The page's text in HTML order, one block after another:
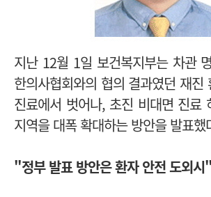
지난 12월 1일 보건복지부는 차관
한의사협회와의 협의 결과였던 재진
진료에서 벗어나, 초진 비대면 진료
지역을 대폭 확대하는 방안을 발표했
"정부 발표 방안은 환자 안전 도외시"